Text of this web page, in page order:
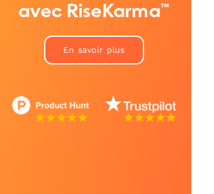
avec RiseKarma™
En savoir plus